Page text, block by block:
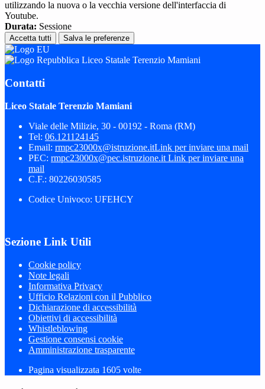
utilizzando la nuova o la vecchia versione dell'interfaccia di
Youtube.
Durata: Sessione
Accetta tutti Salva le preferenze
Liceo Statale Terenzio Mamiani
Contatti
Liceo Statale Terenzio Mamiani
Viale delle Milizie, 30 - 00192 - Roma (RM)
Tel: 06.121124145
Email: rmpc23000x@istruzione.itLink per inviare una mail
PEC: rmpc23000x@pec.istruzione.it Link per inviare una
mail
C.F.: 80226030585
Codice Univoco: UFEHCY
Sezione Link Utili
Cookie policy
Note legali
Informativa Privacy
Ufficio Relazioni con il Pubblico
Dichiarazione di accessibilità
Obiettivi di accessibilità
Whistleblowing
Gestione consensi cookie
Amministrazione trasparente
Pagina visualizzata 1605 volte